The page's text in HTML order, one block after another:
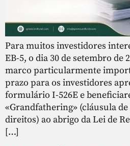
Para muitos investidores
EB-5, o dia 30 de setembro de
marco particularmente
prazo para os investidores
formulário I-526E e
«Grandfathering» (cláusula
direitos) ao abrigo da Lei de
[…]